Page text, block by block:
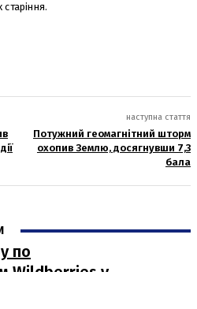
наступна стаття
Потужний геомагнітний шторм
охопив Землю, досягнувши 7,3
бала
по
Wildberries у